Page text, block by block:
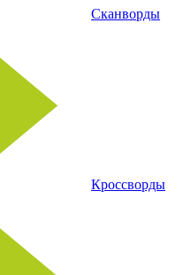
Сканворды
Кроссворды